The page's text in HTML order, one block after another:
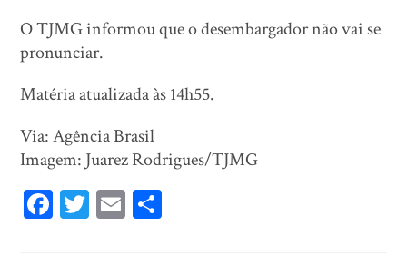
O TJMG informou que o desembargador não vai se
pronunciar.
Matéria atualizada às 14h55.
Via: Agência Brasil
Imagem: Juarez Rodrigues/TJMG
Fa T E